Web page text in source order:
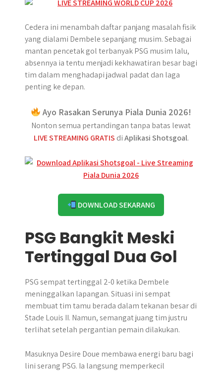
Cedera ini menambah daftar panjang masalah fisik
yang dialami Dembele sepanjang musim. Sebagai
mantan pencetak gol terbanyak PSG musim lalu,
absennya ia tentu menjadi kekhawatiran besar bagi
tim dalam menghadapi jadwal padat dan laga
penting ke depan.
Ayo Rasakan Serunya Piala Dunia 2026!
Nonton semua pertandingan tanpa batas lewat
LIVE STREAMING GRATIS diAplikasi Shotsgoal.
DOWNLOAD SEKARANG
PSG Bangkit Meski
Tertinggal Dua Gol
PSG sempat tertinggal 2-0 ketika Dembele
meninggalkan lapangan. Situasi ini sempat
membuat tim tamu berada dalam tekanan besar di
Stade Louis II. Namun, semangat juang tim justru
terlihat setelah pergantian pemain dilakukan.
Masuknya Desire Doue membawa energi baru bagi
lini serang PSG. Ia langsung memperkecil